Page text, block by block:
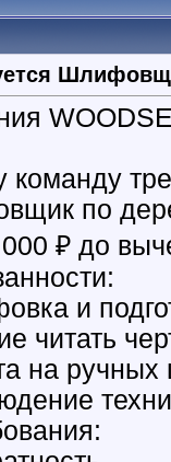
команду
по
₽ до
и
читать
на